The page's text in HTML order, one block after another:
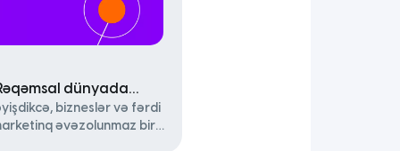
dünyada
bizneslər və fərdi
əvəzolunmaz bir